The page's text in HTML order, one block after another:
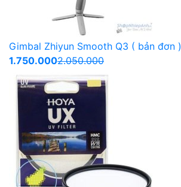
Gimbal Zhiyun Smooth Q3 ( bản đơn )
1.750.0002.050.000